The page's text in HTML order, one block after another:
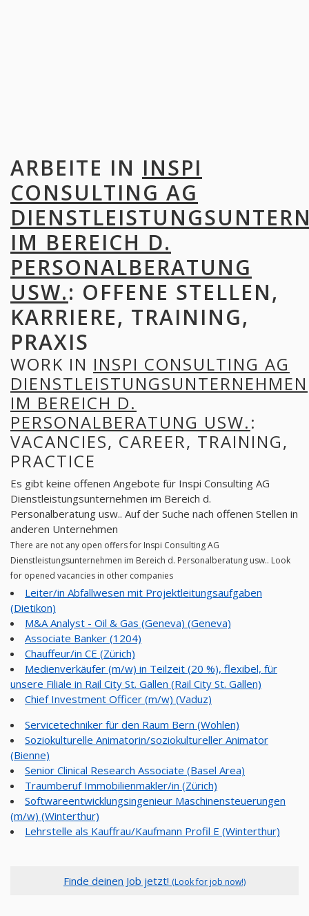
ARBEITE IN INSPI
CONSULTING AG
IM BEREICH D.
PERSONALBERATUNG
USW.: OFFENE STELLEN,
KARRIERE, TRAINING,
PRAXIS
WORK IN INSPI CONSULTING AG
DIENSTLEISTUNGSUNTERNEHMEN
IM BEREICH D.
PERSONALBERATUNG USW.:
VACANCIES, CAREER, TRAINING,
PRACTICE
Es gibt keine offenen Angebote für Inspi Consulting AG
Dienstleistungsunternehmen im Bereich d.
Personalberatung usw.. Auf der Suche nach offenen Stellen in
anderen Unternehmen
There are not any open offers for Inspi Consulting AG
Dienstleistungsunternehmen im Bereich d. Personalberatung usw.. Look
for opened vacancies in other companies
Leiter/in Abfallwesen mit Projektleitungsaufgaben
(Dietikon)
M&A Analyst - Oil & Gas (Geneva) (Geneva)
Associate Banker (1204)
Chauffeur/in CE (Zürich)
Medienverkäufer (m/w) in Teilzeit (20 %), flexibel, für
unsere Filiale in Rail City St. Gallen (Rail City St. Gallen)
Chief Investment Officer (m/w) (Vaduz)
Servicetechniker für den Raum Bern (Wohlen)
Soziokulturelle Animatorin/soziokultureller Animator
(Bienne)
Senior Clinical Research Associate (Basel Area)
Traumberuf Immobilienmakler/in (Zürich)
Softwareentwicklungsingenieur Maschinensteuerungen
(m/w) (Winterthur)
Lehrstelle als Kauffrau/Kaufmann Profil E (Winterthur)
Finde deinen Job jetzt! (Look for job now!)